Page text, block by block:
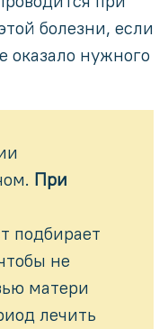
болезни, если
оказало нужного
При
подбирает
не
матери
лечить